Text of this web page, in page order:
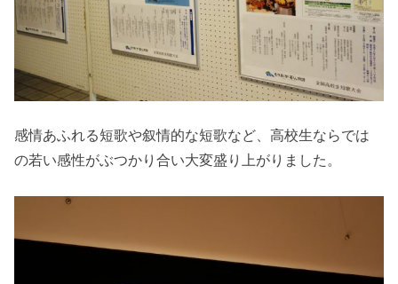
感情あふれる短歌や叙情的な短歌など、高校生ならでは
の若い感性がぶつかり合い大変盛り上がりました。